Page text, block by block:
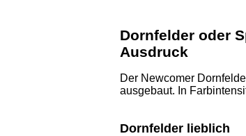
Dornfelder oder
Ausdruck
Der Newcomer
ausgebaut. In
Dornfelder lieblich